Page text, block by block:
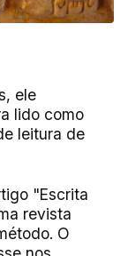
ele
lido como
leitura de
"Escrita
revista
O